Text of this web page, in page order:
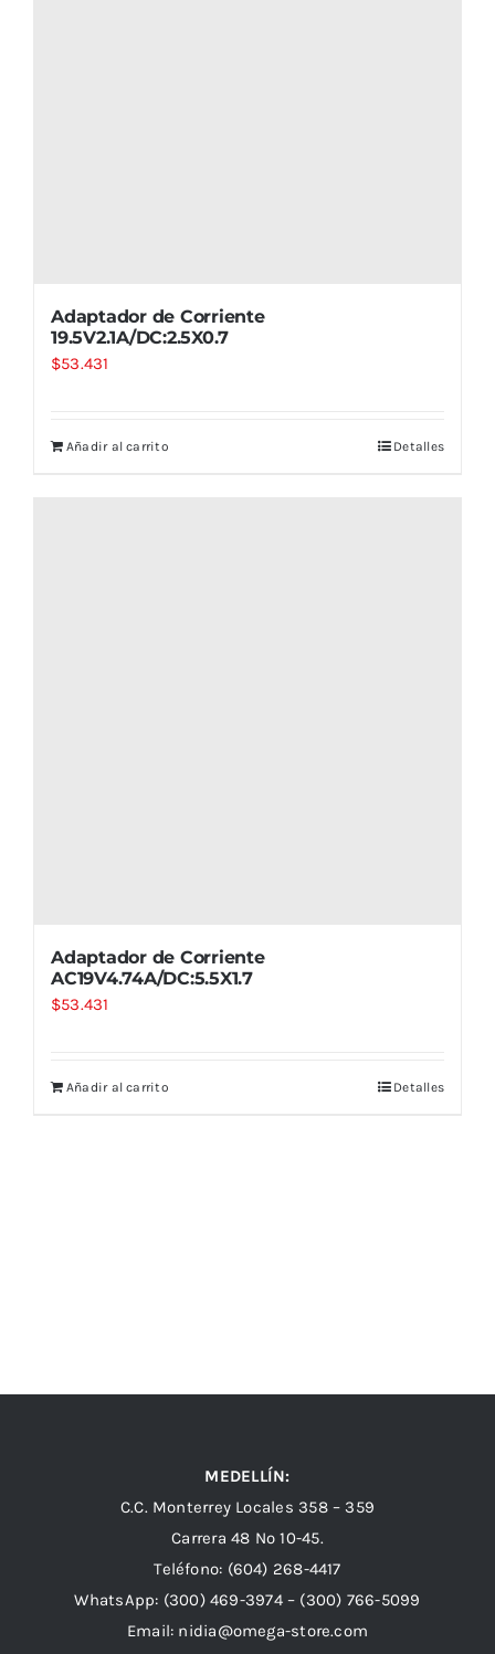
Adaptador de Corriente
19.5V2.1A/DC:2.5X0.7
$53.431
Añadir al carrito Detalles
Adaptador de Corriente
AC19V4.74A/DC:5.5X1.7
$53.431
Añadir al carrito Detalles
MEDELLÍN:
C.C. Monterrey Locales 358 – 359
Carrera 48 Nº 10-45.
Teléfono: (604) 268-4417
WhatsApp: (300) 469-3974 – (300) 766-5099
Email: nidia@omega-store.com